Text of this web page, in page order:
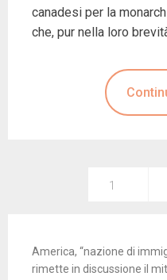
canadesi per la
che, pur nella loro
Paginazione
articoli
1
America, “nazione di
rimette in discussione il